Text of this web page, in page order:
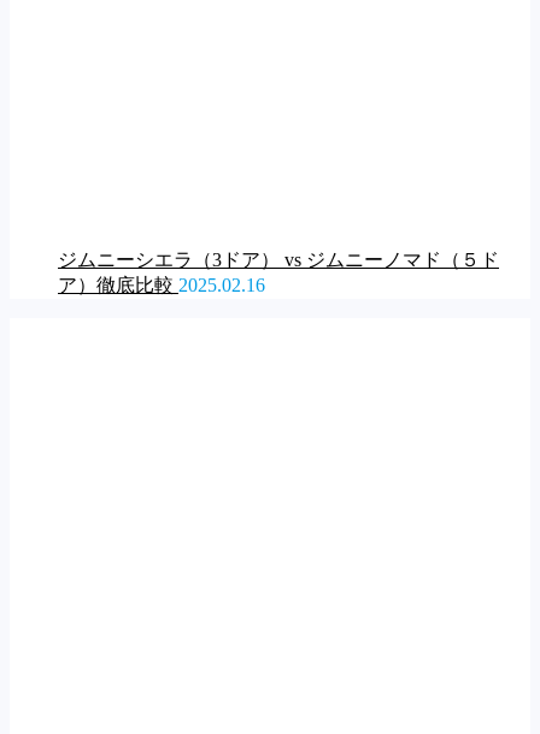
ジムニーシエラ（3ドア） vs ジムニーノマド（５ド
ア）徹底比較 2025.02.16